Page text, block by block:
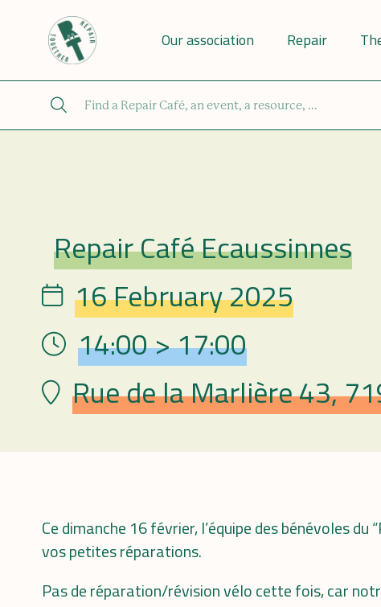
Our association Repair
Repair Café
Repair Café Ecaussinnes
Date 16 February 2025
Hour 14:00 > 17:00
Lieu Rue de la Marlière 43,
Ce dimanche 16 février, l’équipe des bénévoles
vos petites réparations.
Pas de réparation/révision vélo cette fois, car